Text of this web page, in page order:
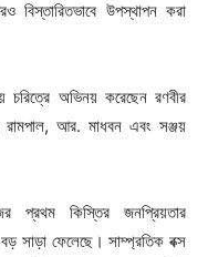
উপস্থাপন করা
চরিত্রে অভিনয় করেছেন রণবীর
রামপাল, আর. মাধবন এবং সঞ্জয়
প্রথম কিস্তির জনপ্রিয়তার
বড় সাড়া ফেলেছে। সাম্প্রতিক বক্স